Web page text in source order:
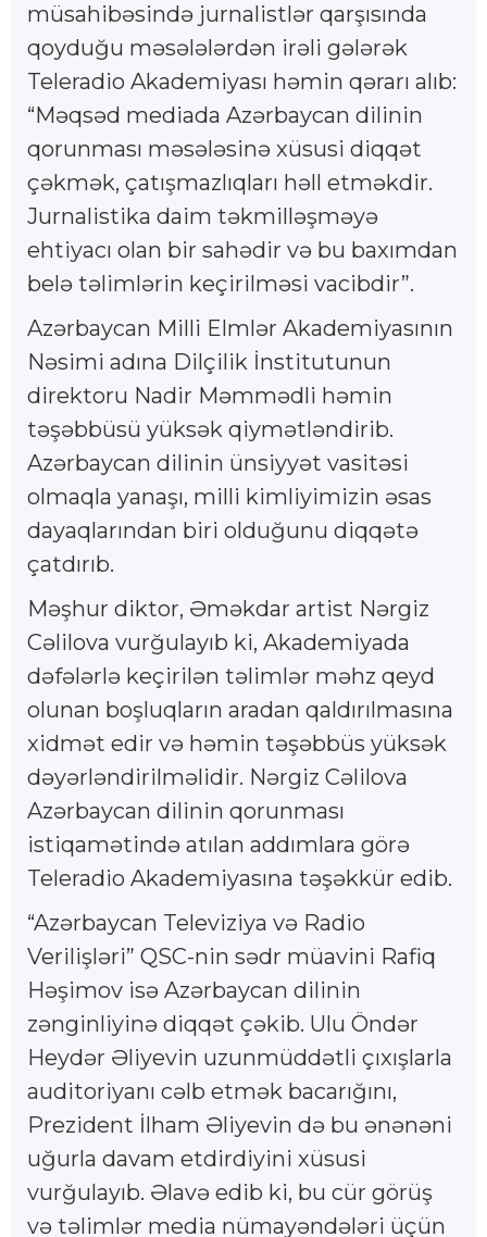
müsahibəsində jurnalistlər qarşısında
qoyduğu məsələlərdən irəli gələrək
Teleradio Akademiyası həmin qərarı alıb:
“Məqsəd mediada Azərbaycan dilinin
qorunması məsələsinə xüsusi diqqət
çəkmək, çatışmazlıqları həll etməkdir.
Jurnalistika daim təkmilləşməyə
ehtiyacı olan bir sahədir və bu baxımdan
belə təlimlərin keçirilməsi vacibdir”.
Azərbaycan Milli Elmlər Akademiyasının
Nəsimi adına Dilçilik İnstitutunun
direktoru Nadir Məmmədli həmin
təşəbbüsü yüksək qiymətləndirib.
Azərbaycan dilinin ünsiyyət vasitəsi
olmaqla yanaşı, milli kimliyimizin əsas
dayaqlarından biri olduğunu diqqətə
çatdırıb.
Məşhur diktor, Əməkdar artist Nərgiz
Cəlilova vurğulayıb ki, Akademiyada
dəfələrlə keçirilən təlimlər məhz qeyd
olunan boşluqların aradan qaldırılmasına
xidmət edir və həmin təşəbbüs yüksək
dəyərləndirilməlidir. Nərgiz Cəlilova
Azərbaycan dilinin qorunması
istiqamətində atılan addımlara görə
Teleradio Akademiyasına təşəkkür edib.
“Azərbaycan Televiziya və Radio
Verilişləri” QSC-nin sədr müavini Rafiq
Həşimov isə Azərbaycan dilinin
zənginliyinə diqqət çəkib. Ulu Öndər
Heydər Əliyevin uzunmüddətli çıxışlarla
auditoriyanı cəlb etmək bacarığını,
Prezident İlham Əliyevin də bu ənənəni
uğurla davam etdirdiyini xüsusi
vurğulayıb. Əlavə edib ki, bu cür görüş
və təlimlər media nümayəndələri üçün